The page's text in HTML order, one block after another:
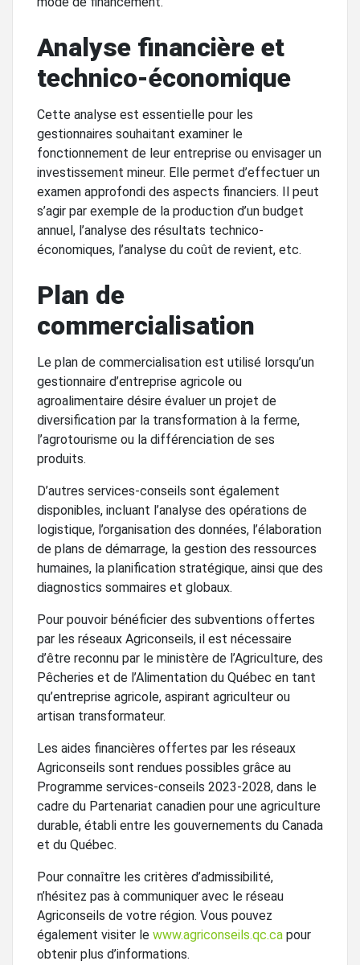
Analyse financière et
technico-économique
Cette analyse est essentielle pour les
gestionnaires souhaitant examiner le
fonctionnement de leur entreprise ou envisager un
investissement mineur. Elle permet d’effectuer un
examen approfondi des aspects financiers. Il peut
s’agir par exemple de la production d’un budget
annuel, l’analyse des résultats technico-
économiques, l’analyse du coût de revient, etc.
Plan de
commercialisation
Le plan de commercialisation est utilisé lorsqu’un
gestionnaire d’entreprise agricole ou
agroalimentaire désire évaluer un projet de
diversification par la transformation à la ferme,
l’agrotourisme ou la différenciation de ses
produits.
D’autres services-conseils sont également
disponibles, incluant l’analyse des opérations de
logistique, l’organisation des données, l’élaboration
de plans de démarrage, la gestion des ressources
humaines, la planification stratégique, ainsi que des
diagnostics sommaires et globaux.
Pour pouvoir bénéficier des subventions offertes
par les réseaux Agriconseils, il est nécessaire
d’être reconnu par le ministère de l’Agriculture, des
Pêcheries et de l’Alimentation du Québec en tant
qu’entreprise agricole, aspirant agriculteur ou
artisan transformateur.
Les aides financières offertes par les réseaux
Agriconseils sont rendues possibles grâce au
Programme services-conseils 2023-2028, dans le
cadre du Partenariat canadien pour une agriculture
durable, établi entre les gouvernements du Canada
et du Québec.
Pour connaître les critères d’admissibilité,
n’hésitez pas à communiquer avec le réseau
Agriconseils de votre région. Vous pouvez
également visiter le www.agriconseils.qc.ca pour
obtenir plus d’informations.